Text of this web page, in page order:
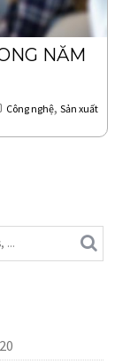
NĂM
Công nghệ, Sản xuất